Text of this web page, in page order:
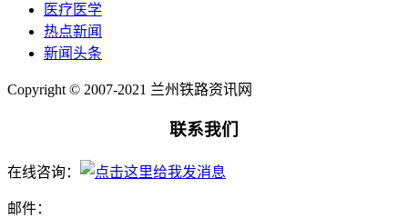
医疗医学
热点新闻
新闻头条
Copyright © 2007-2021 兰州铁路资讯网
联系我们
在线咨询：
邮件：